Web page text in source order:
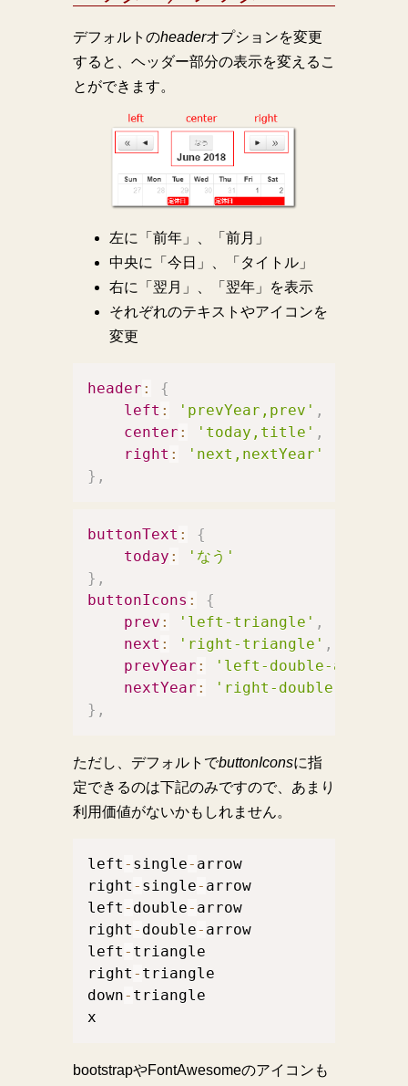
デフォルトのheaderオプションを変更
すると、ヘッダー部分の表示を変えるこ
とができます。
左に「前年」、「前月」
中央に「今日」、「タイトル」
右に「翌月」、「翌年」を表示
それぞれのテキストやアイコンを
変更
header :
{
left : 'prevYear,prev' ,
center : 'today,title' ,
right :
'next,nextYear'
} ,
buttonText :
{
today :
'なう'
} ,
buttonIcons :
{
prev : 'left-triangle' ,
next : 'right-triangle' ,
prevYear : 'left-double-arrow'
nextYear :
'right-double-arrow'
} ,
ただし、デフォルトでbuttonIconsに指
定できるのは下記のみですので、あまり
利用価値がないかもしれません。
left - single- arrow
right - single- arrow
left - double- arrow
right - double- arrow
left - triangle
right - triangle
down- triangle
x
bootstrapやFontAwesomeのアイコンも